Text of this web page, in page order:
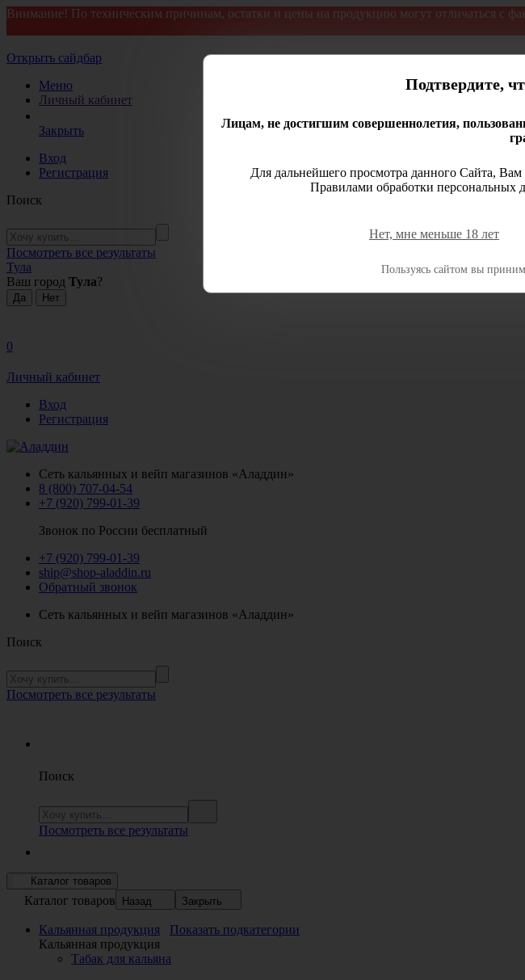
Внимание! По техническим причинам, остатки и цены на продукцию могут отличаться с
Открыть сайдбар
Меню
Личный кабинет
Закрыть
Вход
Регистрация
Поиск
Посмотреть все результаты
Тула
Ваш город Тула?
0
Личный кабинет
Вход
Регистрация
Сеть кальянных и вейп магазинов «Аладдин»
8 (800) 707-04-54
+7 (920) 799-01-39
Звонок по России бесплатный
+7 (920) 799-01-39
ship@shop-aladdin.ru
Обратный звонок
Сеть кальянных и вейп магазинов «Аладдин»
Поиск
Посмотреть все результаты
Поиск
Посмотреть все результаты
Каталог товаров
Каталог товаров Назад Закрыть
Кальянная продукция
Показать подкатегории
Кальянная продукция
Табак для кальяна
Подтвердите,
Лицам, не достигшим совершеннолетия,
Для дальнейшего просмотра данного Сайта,
Правилами обработки персональных
Нет, мне меньше 18 лет
Пользуясь сайтом вы